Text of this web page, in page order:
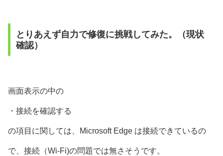
とりあえず自力で修復に挑戦してみた。（現状
確認）
画面表示の中の
・接続を確認する
の項目に関しては、Microsoft Edge は接続できているの
で、接続（Wi-Fi)の問題では無さそうです。